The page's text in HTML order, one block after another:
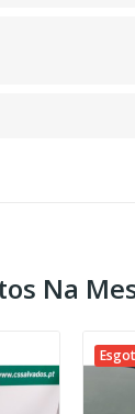
Na